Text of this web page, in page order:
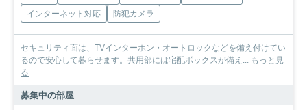
インターネット対応
防犯カメラ
セキュリティ面は、TVインターホン・オートロックなどを備え付けてい
るので安心して暮らせます。共用部には宅配ボックスが備え...
もっと見
る
募集中の部屋